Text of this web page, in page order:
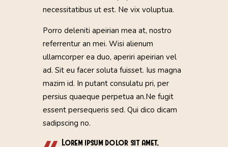
necessitatibus ut est. Ne vix voluptua.
Porro deleniti apeirian mea at, nostro
referrentur an mei. Wisi alienum
ullamcorper ea duo, aperiri apeirian vel
ad. Sit eu facer soluta fuisset. Ius magna
mazim id. In putant consulatu pri, per
persius quaeque perpetua an.Ne fugit
essent persequeris sed. Qui dico dicam
sadipscing no.
Lorem ipsum dolor sit amet,